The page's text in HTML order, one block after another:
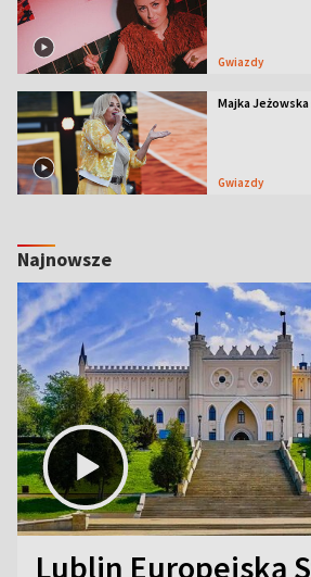
Gwiazdy
Majka
Gwiazdy
Najnowsze
Lublin Europejską